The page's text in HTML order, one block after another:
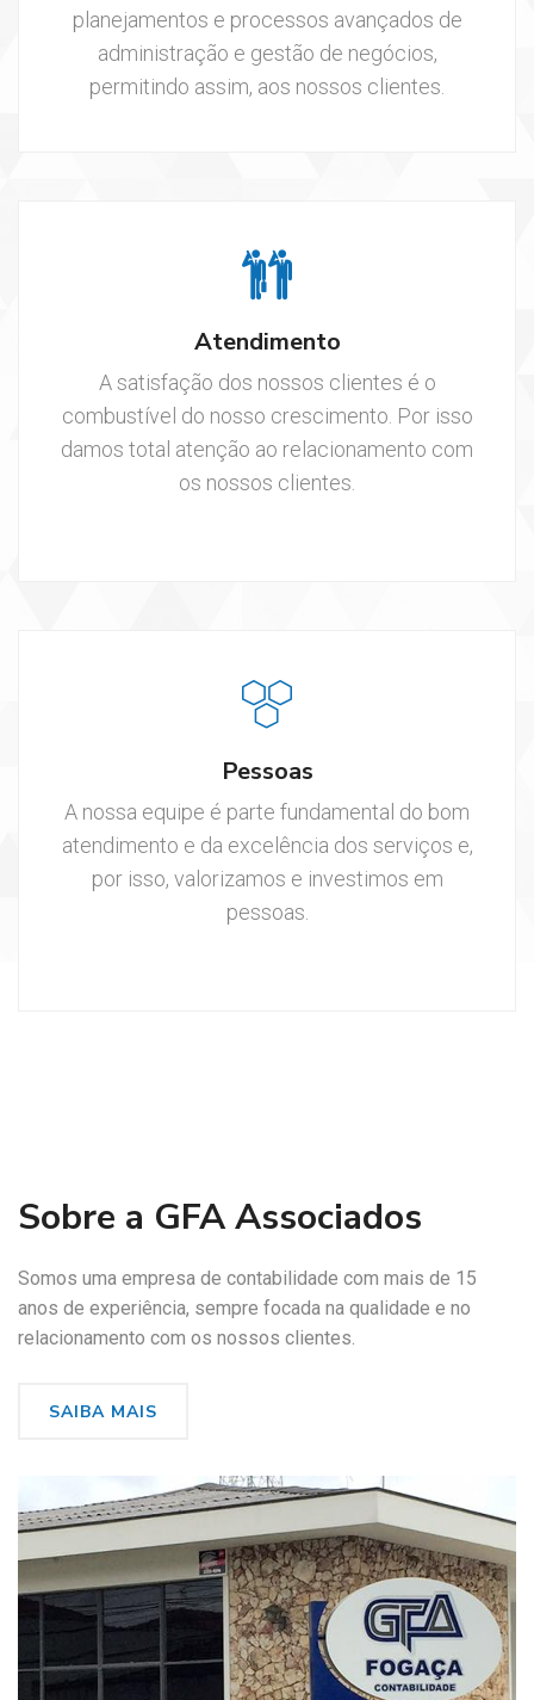
planejamentos e processos avançados de
administração e gestão de negócios,
permitindo assim, aos nossos clientes.
Atendimento
A satisfação dos nossos clientes é o
combustível do nosso crescimento. Por isso
damos total atenção ao relacionamento com
os nossos clientes.
Pessoas
A nossa equipe é parte fundamental do bom
atendimento e da excelência dos serviços e,
por isso, valorizamos e investimos em
pessoas.
Sobre a GFA Associados
Somos uma empresa de contabilidade com mais de 15
anos de experiência, sempre focada na qualidade e no
relacionamento com os nossos clientes.
SAIBA MAIS